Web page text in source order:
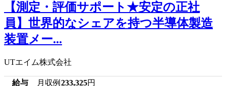
【測定・評価サポート★安定の正社
員】世界的なシェアを持つ半導体製造
装置メー...
UTエイム株式会社
給与 月収例 233,325円